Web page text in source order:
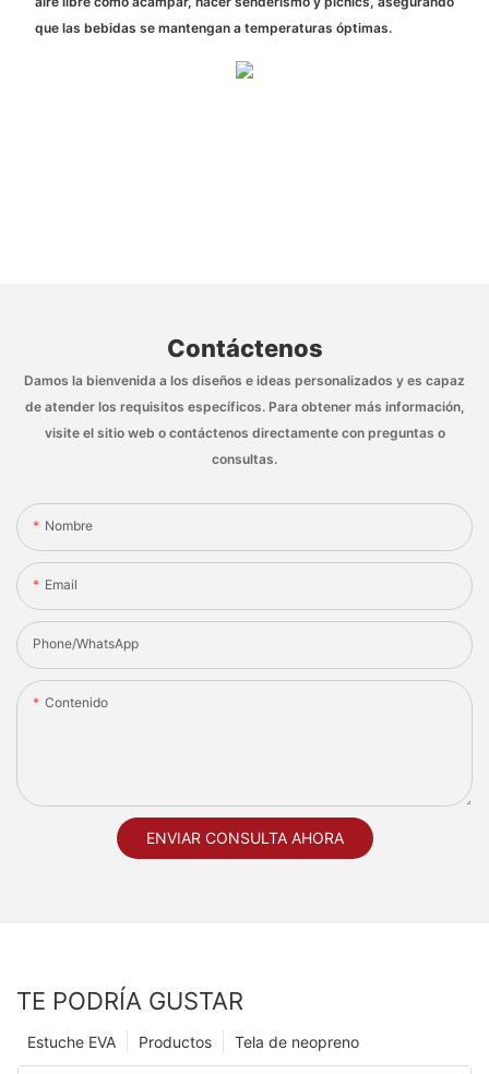
que las bebidas se mantengan a temperaturas óptimas.
Contáctenos
Damos la bienvenida a los diseños e ideas personalizados y es capaz
de atender los requisitos específicos. Para obtener más información,
visite el sitio web o contáctenos directamente con preguntas o
consultas.
Nombre
Email
Phone/whatsApp
Contenido
ENVIAR CONSULTA AHORA
TE PODRÍA GUSTAR
Tela de neopreno
Productos
Estuche EVA